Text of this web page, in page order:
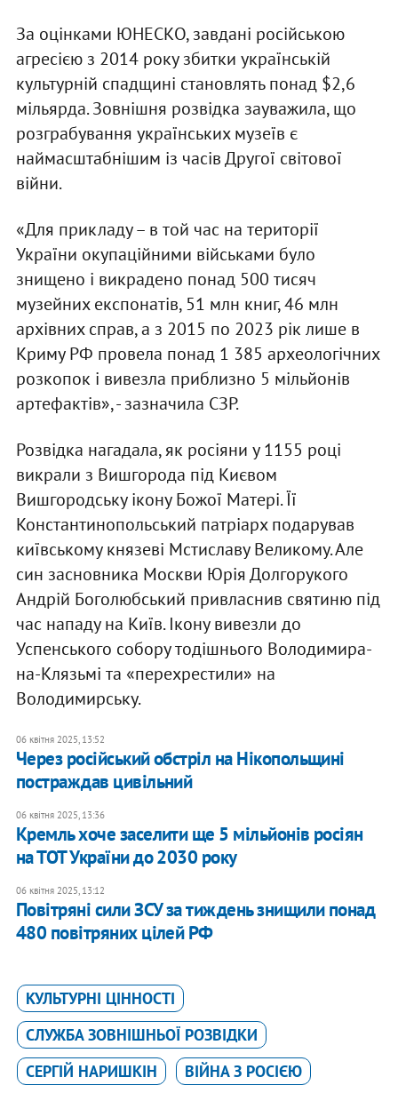
За оцінками ЮНЕСКО, завдані російською
агресією з 2014 року збитки українській
культурній спадщині становлять понад $2,6
мільярда. Зовнішня розвідка зауважила, що
розграбування українських музеїв є
наймасштабнішим із часів Другої світової
війни.
«Для прикладу – в той час на території
України окупаційними військами було
знищено і викрадено понад 500 тисяч
музейних експонатів, 51 млн книг, 46 млн
архівних справ, а з 2015 по 2023 рік лише в
Криму РФ провела понад 1 385 археологічних
розкопок і вивезла приблизно 5 мільйонів
артефактів», - зазначила СЗР.
Розвідка нагадала, як росіяни у 1155 році
викрали з Вишгорода під Києвом
Вишгородську ікону Божої Матері. Її
Константинопольський патріарх подарував
київському князеві Мстиславу Великому. Але
син засновника Москви Юрія Долгорукого
Андрій Боголюбський привласнив святиню під
час нападу на Київ. Ікону вивезли до
Успенського собору тодішнього Володимира-
на-Клязьмі та «перехрестили» на
Володимирську.
06 квітня 2025, 13:52
Через російський обстріл на Нікопольщині
постраждав цивільний
06 квітня 2025, 13:36
Кремль хоче заселити ще 5 мільйонів росіян
на ТОТ України до 2030 року
06 квітня 2025, 13:12
Повітряні сили ЗСУ за тиждень знищили понад
480 повітряних цілей РФ
КУЛЬТУРНІ ЦІННОСТІ
СЛУЖБА ЗОВНІШНЬОЇ РОЗВІДКИ
СЕРГІЙ НАРИШКІН
ВІЙНА З РОСІЄЮ